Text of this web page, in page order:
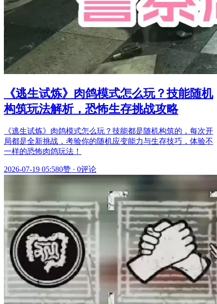
《逃生试炼》肉鸽模式怎么玩？技能随机
构筑玩法解析，恐怖生存挑战攻略
《逃生试炼》肉鸽模式怎么玩？技能都是随机构筑的，每次开
局都是全新挑战，考验你的随机应变能力与生存技巧，体验不
一样的恐怖肉鸽玩法！
2026-07-19 05:580赞 · 0评论